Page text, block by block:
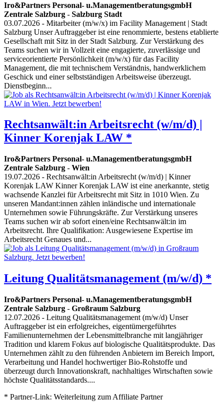
Iro&Partners Personal- u.ManagementberatungsgmbH
Zentrale Salzburg - Salzburg Stadt
03.07.2026 - Mitarbeiter (m/w/x) im Facility Management | Stadt
Salzburg Unser Auftraggeber ist eine renommierte, bestens etablierte
Gesellschaft mit Sitz in der Stadt Salzburg. Zur Verstärkung des
Teams suchen wir in Vollzeit eine engagierte, zuverlässige und
serviceorientierte Persönlichkeit (m/w/x) für das Facility
Management, die mit technischem Verständnis, handwerklichem
Geschick und einer selbstständigen Arbeitsweise überzeugt.
Dienstbeginn...
Rechtsanwält:in Arbeitsrecht (w/m/d) |
Kinner Korenjak LAW *
Iro&Partners Personal- u.ManagementberatungsgmbH
Zentrale Salzburg - Wien
19.07.2026 - Rechtsanwält:in Arbeitsrecht (w/m/d) | Kinner
Korenjak LAW Kinner Korenjak LAW ist eine anerkannte, stetig
wachsende Kanzlei für Arbeitsrecht mit Sitz in 1010 Wien. Zu
unseren Mandant:innen zählen inländische und internationale
Unternehmen sowie Führungskräfte. Zur Verstärkung unseres
Teams suchen wir ab sofort einen/eine Rechtsanwält:in im
Arbeitsrecht. Ihre Qualifikation: Ausgewiesene Expertise im
Arbeitsrecht Genaues und...
Leitung Qualitätsmanagement (m/w/d) *
Iro&Partners Personal- u.ManagementberatungsgmbH
Zentrale Salzburg - Großraum Salzburg
12.07.2026 - Leitung Qualitätsmanagement (m/w/d) Unser
Auftraggeber ist ein erfolgreiches, eigentümergeführtes
Familienunternehmen der Lebensmittelbranche mit langjähriger
Tradition und klarem Fokus auf biologische Qualitätsprodukte. Das
Unternehmen zählt zu den führenden Anbietern im Bereich Import,
Verarbeitung und Handel hochwertiger Bio-Rohstoffe und
überzeugt durch Innovationskraft, nachhaltiges Wirtschaften sowie
höchste Qualitätsstandards....
* Partner-Link: Weiterleitung zum Affiliate Partner